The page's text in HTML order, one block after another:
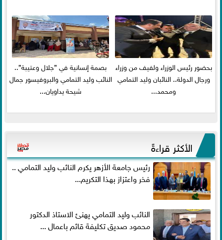
بحضور رئيس الوزراء ولفيف من وزراء
ورجال الدولة.. النائبان وليد التمامي
ومحمد...
بصمة إنسانية في ”جلال وعتيبة”..
النائب وليد التمامي والبروفيسور جمال
شيحة يداويان...
الأكثر قراءةً
رئيس جامعة الأزهر يكرم النائب وليد التمامي ..
فخر واعتزاز بهذا التكريم...
النائب وليد التمامي يهنئ الاستاذ الدكتور
محمود صديق تكليفة قائم باعمال ...